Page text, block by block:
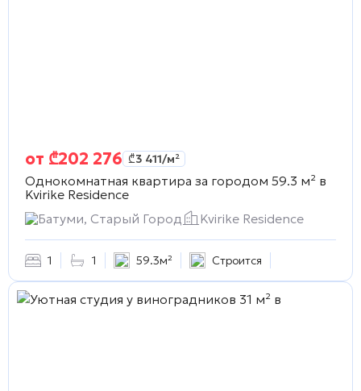
от ₾202 276 ₾3 411/м²
Однокомнатная квартира за городом 59.3 м² в
Kvirike Residence
Батуми, Старый Город
Kvirike Residence
1 1 59.3м² Строится